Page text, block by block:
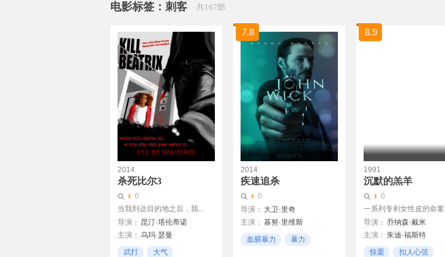
电影标签： 刺客 共167部
2014
杀死比尔3
0
当我到达目的地之后，我...
导演： 昆汀·塔伦蒂诺
主演： 乌玛·瑟曼
武打
大气
7.8
2014
疾速追杀
0
导演： 大卫·里奇
查德·史塔赫斯基
主演： 基努·里维斯
阿德琳妮·帕里奇
血腥暴力
暴力
8.9
1991
沉默的羔羊
0
一系列专剥女性皮的命案
导演： 乔纳森·戴米
主演： 朱迪·福斯特
安东尼·霍普金斯
惊栗
扣人心弦